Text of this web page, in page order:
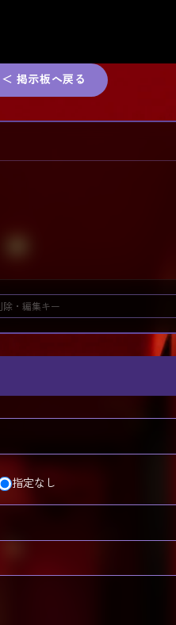
＜ 掲示板へ戻る
指定なし